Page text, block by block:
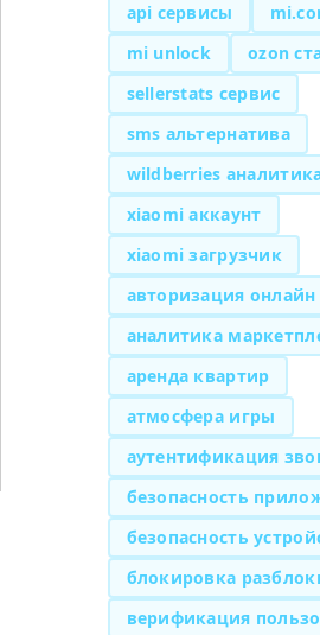
api сервисы
mi unlock
ozon
sellerstats сервис
sms альтернатива
wildberries
xiaomi аккаунт
xiaomi загрузчик
авторизация онлайн
аналитика
аренда квартир
атмосфера игры
аутентификация
безопасность
безопасность
блокировка
верификация